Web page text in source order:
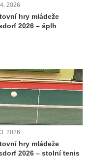
2026
hry mládeže
2026 – šplh
2026
hry mládeže
2026 – stolní tenis